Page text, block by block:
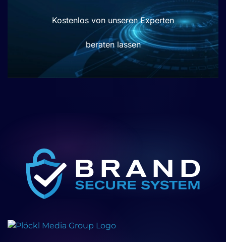
Kostenlos von unseren Experten
beraten lassen